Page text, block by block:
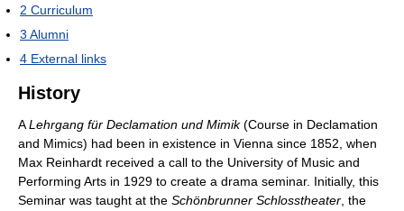
2 Curriculum
3 Alumni
4 External links
History
ALehrgang für Declamation und Mimik(Course in Declamation
and Mimics) had been in existence in Vienna since 1852, when
Max Reinhardt received a call to the University of Music and
Performing Arts in 1929 to create a drama seminar. Initially, this
Seminar was taught at the Schönbrunner Schlosstheater , the